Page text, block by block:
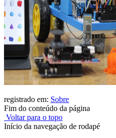
registrado em: Sobre
Fim do conteúdo da página
Voltar para o topo
Início da navegação de rodapé